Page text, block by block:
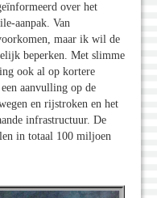
over het
aanpak. Van
maar ik wil de
beperken. Met slimme
ook al op kortere
aanvulling op de
en rijstroken en het
infrastructuur. De
in totaal 100 miljoen